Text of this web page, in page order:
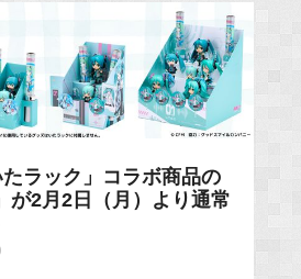
たラック」コラボ商品の
が2月2日（月）より通常